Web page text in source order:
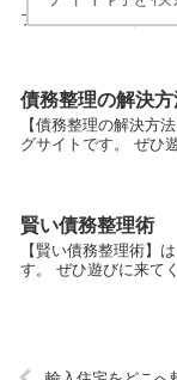
ブログサイトです。
債務整理の解決
【債務整理の解決方
グサイトです。 ぜひ
賢い債務整理術
【賢い債務整理術】
す。 ぜひ遊びに来て